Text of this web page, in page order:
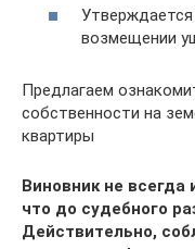
возмещении
Предлагаем
собственности на
квартиры
Виновник не всегда
что до судебного
Действительно,